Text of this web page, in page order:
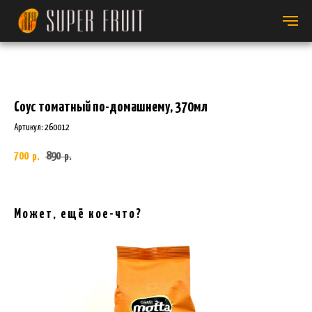
Соус томатный по-домашнему, 370мл
Артикул: 260012
700 р. 890 р.
Может, ещё кое-что?